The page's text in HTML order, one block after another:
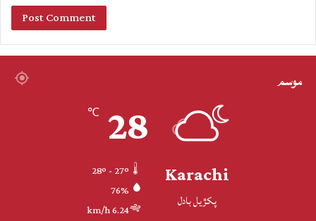
موسم
Karachi
پکڙيل بادل
28
℃
76%
6.24 km/h